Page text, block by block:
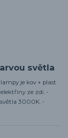
světla
je kov + plast
ze zdi. -
3000K. -